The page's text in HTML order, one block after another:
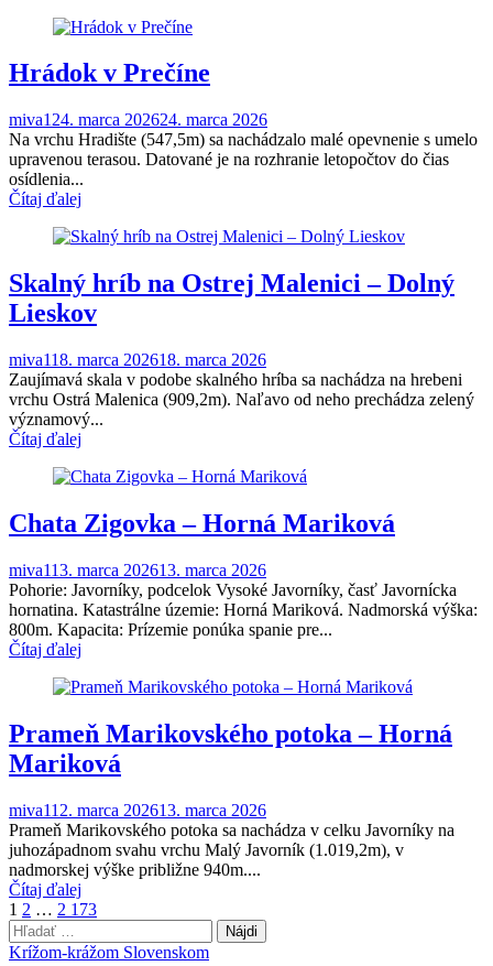
Hrádok v Prečíne
miva1 24. marca 202624. marca 2026
Na vrchu Hradište (547,5m) sa nachádzalo malé opevnenie s umelo
upravenou terasou. Datované je na rozhranie letopočtov do čias
osídlenia...
Čítaj ďalej
Skalný hríb na Ostrej Malenici – Dolný
Lieskov
miva118. marca 202618. marca 2026
Zaujímavá skala v podobe skalného hríba sa nachádza na hrebeni
vrchu Ostrá Malenica (909,2m). Naľavo od neho prechádza zelený
významový...
Čítaj ďalej
Chata Zigovka – Horná Mariková
miva113. marca 202613. marca 2026
Pohorie: Javorníky, podcelok Vysoké Javorníky, časť Javornícka
hornatina. Katastrálne územie: Horná Mariková. Nadmorská výška:
800m. Kapacita: Prízemie ponúka spanie pre...
Čítaj ďalej
Prameň Marikovského potoka – Horná
Mariková
miva112. marca 202613. marca 2026
Prameň Marikovského potoka sa nachádza v celku Javorníky na
juhozápadnom svahu vrchu Malý Javorník (1.019,2m), v
nadmorskej výške približne 940m....
Čítaj ďalej
Stránkovanie
príspevkov
1 2 … 2 173
Hľadať:
Krížom-krážom Slovenskom